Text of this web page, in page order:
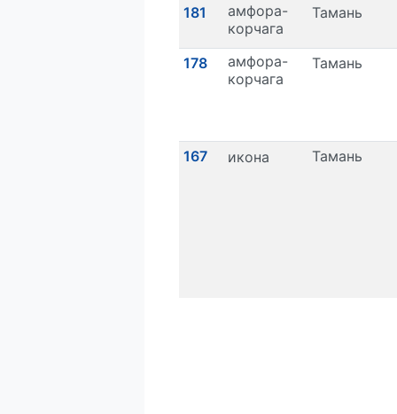
181
амфора-
корчага
Тамань
178
амфора-
корчага
Тамань
167 икона Тамань